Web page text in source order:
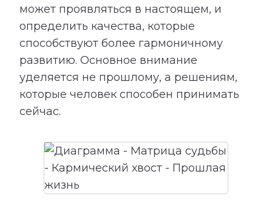
может проявляться в настоящем, и
определить качества, которые
способствуют более гармоничному
развитию. Основное внимание
уделяется не прошлому, а решениям,
которые человек способен принимать
сейчас.